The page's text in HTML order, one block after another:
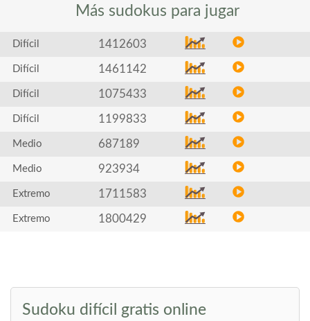
Más sudokus para jugar
Difícil 1412603
Difícil 1461142
Difícil 1075433
Difícil 1199833
Medio 687189
Medio 923934
Extremo 1711583
Extremo 1800429
Sudoku difícil gratis online